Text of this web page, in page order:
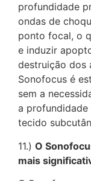
profundidade
ondas de
ponto focal, o
e induzir
destruição dos
Sonofocus é
sem a
a
tecido
11.) O
mais